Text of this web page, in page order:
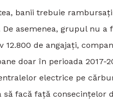
banii trebuie
asemenea, grupul nu a
12.800 de angajați,
doar în perioada
electrice pe
să facă față consecințelor